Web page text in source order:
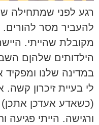
רגע לפני שמתחילה
להעביר מסר
מקובלת שהייתי.
הילדותים שלהןם
במדינה שלנו ומפקיד
לי בעיית זיכרון
(כשאדע אעדכן אתכן)
ורגישה. הייתי